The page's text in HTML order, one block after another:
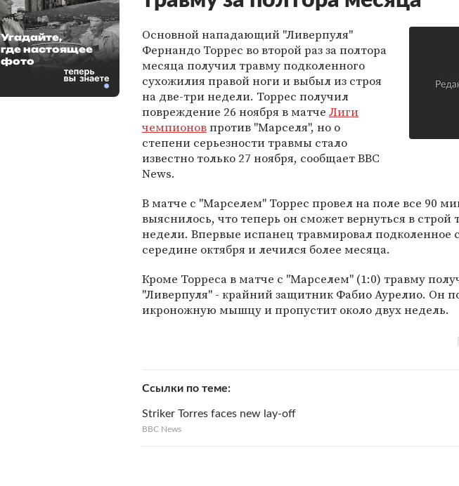
Основной нападающий "Ливерпуля"
Фернандо Торрес во второй раз за полтора
месяца получил травму подколенного
сухожилия правой ноги и выбыл из строя
на две-три недели. Торрес получил
повреждение 26 ноября в матче Лиги
чемпионовпротив "Марселя", но о
степени серьезности травмы стало
известно только 27 ноября, сообщает BBC
News.
В матче с "Марселем" Торрес провел на поле все 90
выяснилось, что теперь он сможет вернуться в строй
недели. Впервые испанец травмировал подколенное
середине октября и лечился более месяца.
Кроме Торреса в матче с "Марселем" (1:0) травму
"Ливерпуля" - крайний защитник Фабио Аурелио. Он
икроножную мышцу и пропустит около двух недель.
Ссылки по теме
Striker Torres faces new lay-off
BBC News
Угадайте,
где настоящее
фото